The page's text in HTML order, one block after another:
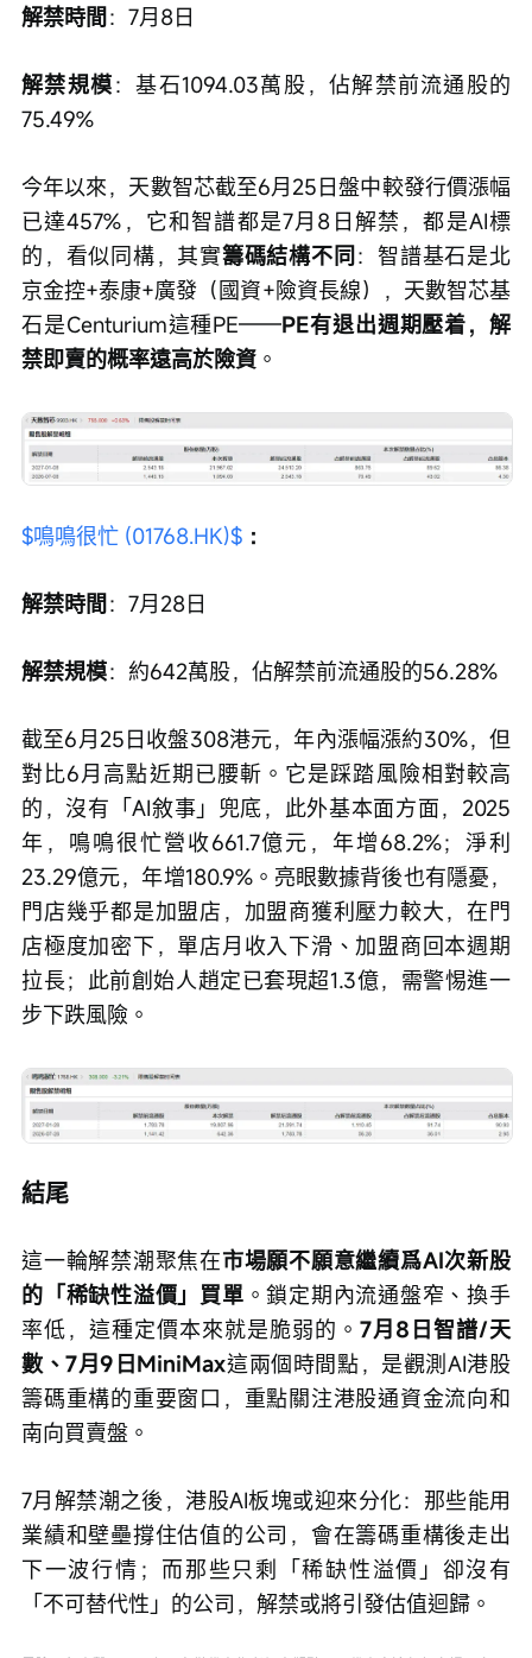
解禁時間：7月8日
解禁規模：基石1094.03萬股，佔解禁前流通股的
75.49%
今年以來，天數智芯截至6月25日盤中較發行價漲幅
已達457%，它和智譜都是7月8日解禁，都是AI標
的，看似同構，其實籌碼結構不同：智譜基石是北
京金控+泰康+廣發（國資+險資長線），天數智芯基
石是Centurium這種PE——PE有退出週期壓着，解
禁即賣的概率遠高於險資 。
$鳴鳴很忙 (01768.HK)$ ：
解禁時間 ：7月28日
解禁規模：約642萬股，佔解禁前流通股的56.28%
截至6月25日收盤308港元，年內漲幅漲約30%，但
對比6月高點近期已腰斬。它是踩踏風險相對較高
的，沒有「AI敘事」兜底，此外基本面方面，2025
年，鳴鳴很忙營收661.7億元，年增68.2%；淨利
23.29億元，年增180.9%。亮眼數據背後也有隱憂，
門店幾乎都是加盟店，加盟商獲利壓力較大，在門
店極度加密下，單店月收入下滑、加盟商回本週期
拉長；此前創始人趙定已套現超1.3億，需警惕進一
步下跌風險。
結尾
這一輪解禁潮聚焦在市場願不願意繼續爲AI次新股
的「稀缺性溢價」買單 。鎖定期內流通盤窄、換手
率低，這種定價本來就是脆弱的。 7月8日智譜/天
數、7月9日MiniMax這兩個時間點，是觀測AI港股
籌碼重構的重要窗口，重點關注港股通資金流向和
南向買賣盤。
7月解禁潮之後，港股AI板塊或迎來分化：那些能用
業績和壁壘撐住估值的公司，會在籌碼重構後走出
下一波行情；而那些只剩「稀缺性溢價」卻沒有
「不可替代性」的公司，解禁或將引發估值迴歸。